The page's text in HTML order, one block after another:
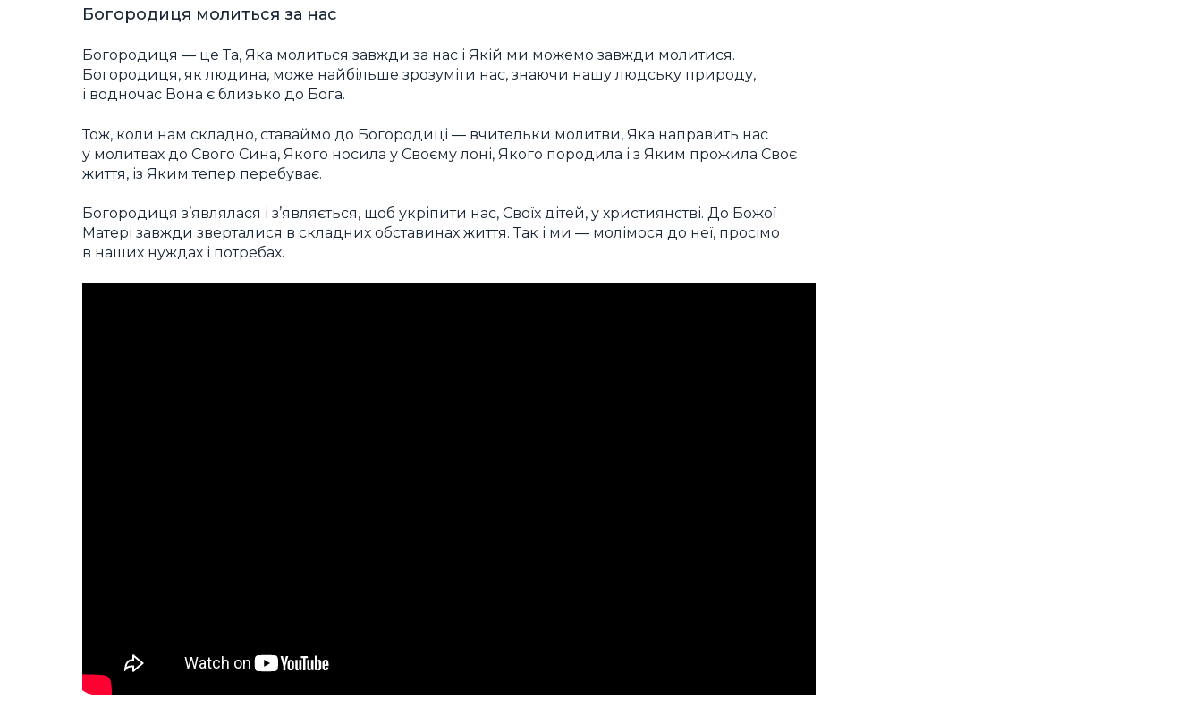
Богородиця молиться за нас
Богородиця ― це Та, Яка молиться завжди за нас і Якій ми можемо завжди молитися.
Богородиця, як людина, може найбільше зрозуміти нас, знаючи нашу людську природу,
і водночас Вона є близько до Бога.
Тож, коли нам складно, ставаймо до Богородиці ― вчительки молитви, Яка направить нас
у молитвах до Свого Сина, Якого носила у Своєму лоні, Якого породила і з Яким прожила Своє
життя, із Яким тепер перебуває.
Богородиця з’являлася і з’являється, щоб укріпити нас, Своїх дітей, у християнстві. До Божої
Матері завжди зверталися в складних обставинах життя. Так і ми ― молімося до неї, просімо
в наших нуждах і потребах.